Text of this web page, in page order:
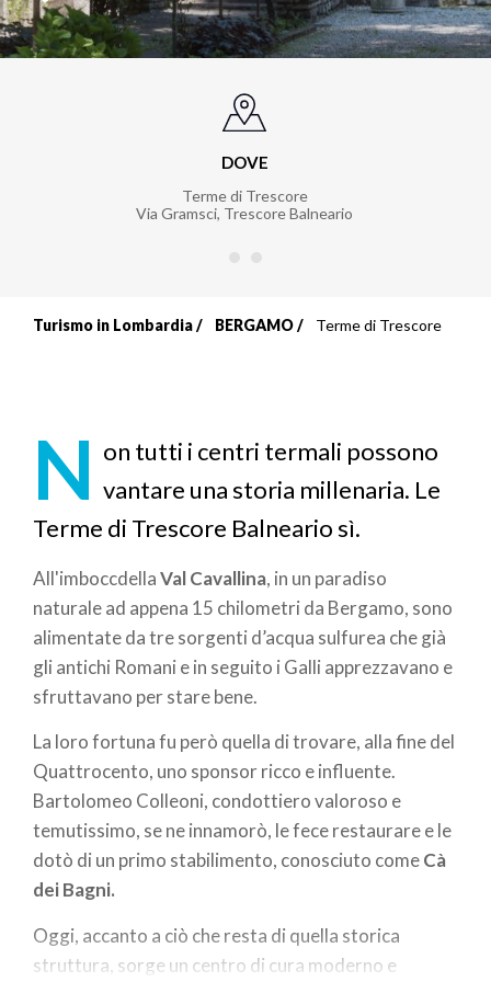
DOVE
Terme di Trescore
Via Gramsci, Trescore Balneario
pane
Turismo in Lombardia BERGAMO Terme di Trescore
N on tutti i centri termali possono
vantare una storia millenaria. Le
Terme di Trescore Balneario sì.
All'imboccdellaVal Cavallina, in un paradiso
naturale ad appena 15 chilometri da Bergamo, sono
alimentate da tre sorgenti d’acqua sulfurea che già
gli antichi Romani e in seguito i Galli apprezzavano e
sfruttavano per stare bene.
La loro fortuna fu però quella di trovare, alla fine del
Quattrocento, uno sponsor ricco e influente.
Bartolomeo Colleoni, condottiero valoroso e
temutissimo, se ne innamorò, le fece restaurare e le
dotò di un primo stabilimento, conosciuto comeCà
dei Bagni.
Oggi, accanto a ciò che resta di quella storica
struttura, sorge un centro di cura moderno e